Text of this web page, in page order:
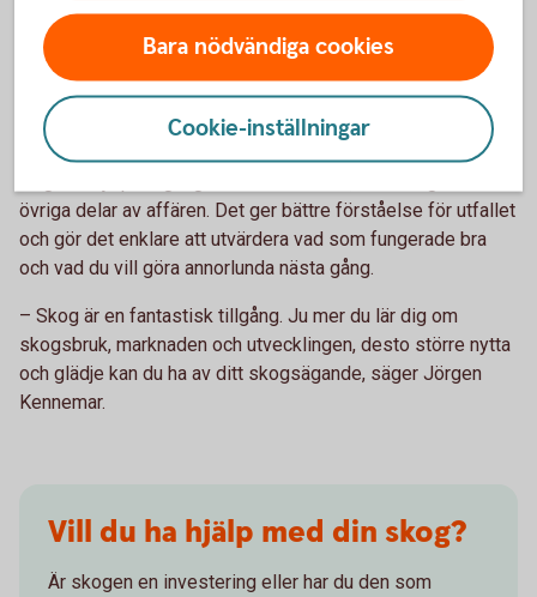
Följ upp när arbetet är klart
När avverkningen är genomförd är det lätt att gå vidare till
nästa projekt. Men en genomgång av resultatet kan ge
viktiga lärdomar.
övriga delar av affären. Det ger bättre förståelse för utfallet
och gör det enklare att utvärdera vad som fungerade bra
och vad du vill göra annorlunda nästa gång.
– Skog är en fantastisk tillgång. Ju mer du lär dig om
skogsbruk, marknaden och utvecklingen, desto större nytta
och glädje kan du ha av ditt skogsägande, säger Jörgen
Kennemar.
Vill du ha hjälp med din skog?
Är skogen en investering eller har du den som
Bara nödvändiga cookies
Cookie-inställningar